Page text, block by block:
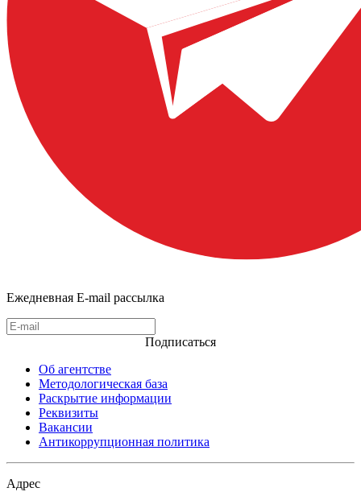
Ежедневная E-mail рассылка
Подписаться
Об агентстве
Методологическая база
Раскрытие информации
Реквизиты
Вакансии
Антикоррупционная политика
Адрес